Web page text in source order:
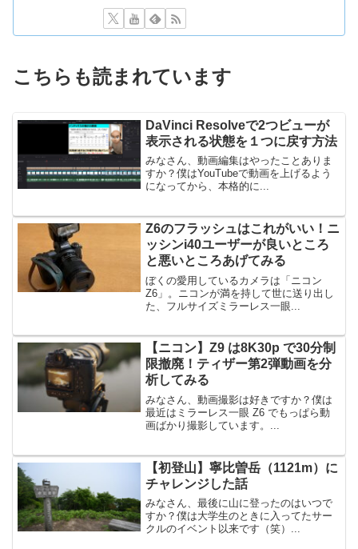
こちらも読まれています
DaVinci Resolveで2つビューが
表示される状態を１つに戻す方法
みなさん、動画編集はやったことありま
すか？僕はYouTubeで動画を上げるよう
になってから、本格的に...
Z6のフラッシュはこれがいい！ニ
ッシンi40ユーザーが良いところ
と悪いところあげてみる
ぼくの愛用しているカメラは「ニコン
Z6」。ニコンが満を持して世に送り出し
た、フルサイズミラーレス一眼...
【ニコン】Z9 は8K30p で30分制
限撤廃！ティザー第2弾動画を分
析してみる
みなさん、動画撮影は好きですか？僕は
最近はミラーレス一眼 Z6 でもっぱら動
画ばかり撮影しています。...
【初登山】寧比曽岳（1121m）に
チャレンジした話
みなさん、最後に山に登ったのはいつで
すか？僕は大学生のときに入ってたサー
クルのイベント以来です（笑）...